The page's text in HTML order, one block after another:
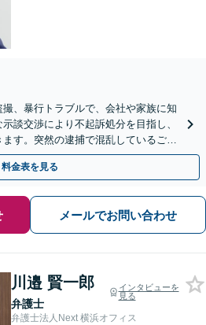
撮、暴行トラブルで、会社や家族に知
談交渉により不起訴処分を目指し、
す。突然の逮捕で混乱しているご家
。
料金表を見る
メールでお問い合わせ
川邉 賢一郎
弁護士
インタビューを
見る
弁護士法人Next 横浜オフィス